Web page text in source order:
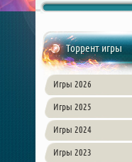
Торрент игры
Игры 2026
Игры 2025
Игры 2024
Игры 2023